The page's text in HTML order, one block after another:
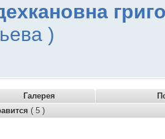
)
Галерея
( 5 )